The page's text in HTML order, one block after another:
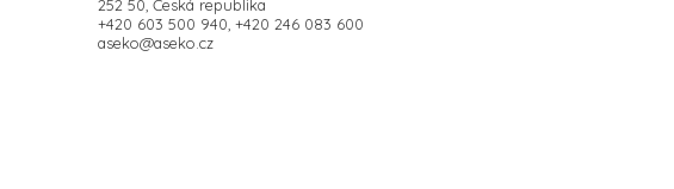
252 50, Česká republika
+420 603 500 940, +420 246 083 600
aseko@aseko.cz